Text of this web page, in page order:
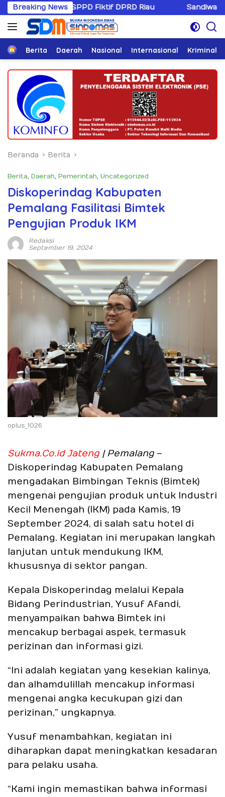
Langsung
ke
konten
Breaking News
Fiktif DPRD Riau Sandiwaranya Rekonsiliasi
HomeBerita Daerah Nasional Internasional Kriminal
Beranda Berita
Berita, Daerah, Pemerintah, Uncategorized
Diskoperindag Kabupaten
Pemalang Fasilitasi Bimtek
Pengujian Produk IKM
Redaksi
September 19, 2024
oplus_1026
Sukma.Co.id Jateng | Pemalang–
Diskoperindag Kabupaten Pemalang
mengadakan Bimbingan Teknis (Bimtek)
mengenai pengujian produk untuk Industri
Kecil Menengah (IKM) pada Kamis, 19
September 2024, di salah satu hotel di
Pemalang. Kegiatan ini merupakan langkah
lanjutan untuk mendukung IKM,
khususnya di sektor pangan.
Kepala Diskoperindag melalui Kepala
Bidang Perindustrian, Yusuf Afandi,
menyampaikan bahwa Bimtek ini
mencakup berbagai aspek, termasuk
perizinan dan informasi gizi.
“Ini adalah kegiatan yang kesekian kalinya,
dan alhamdulillah mencakup informasi
mengenai angka kecukupan gizi dan
perizinan,” ungkapnya.
Yusuf menambahkan, kegiatan ini
diharapkan dapat meningkatkan kesadaran
para pelaku usaha.
“Kami ingin memastikan bahwa informasi